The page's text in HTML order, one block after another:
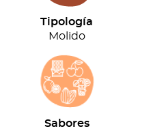
Tipología
Molido
Sabores